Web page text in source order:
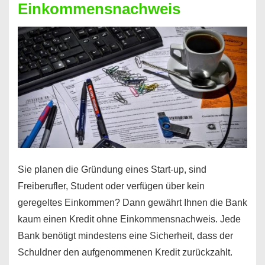
Einkommensnachweis
Sie planen die Gründung eines Start-up, sind
Freiberufler, Student oder verfügen über kein
geregeltes Einkommen? Dann gewährt Ihnen die Bank
kaum einen Kredit ohne Einkommensnachweis. Jede
Bank benötigt mindestens eine Sicherheit, dass der
Schuldner den aufgenommenen Kredit zurückzahlt.